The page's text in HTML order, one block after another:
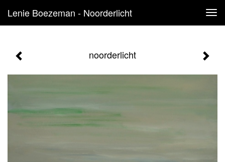
Lenie Boezeman - Noorderlicht
noorderlicht